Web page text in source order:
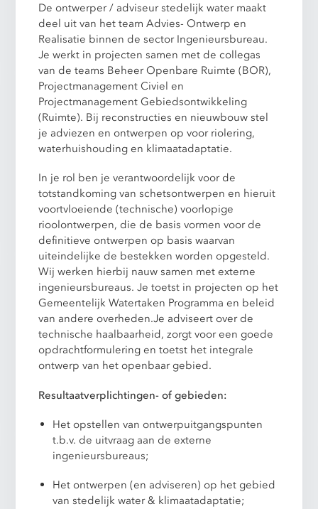
De ontwerper / adviseur stedelijk water maakt
deel uit van het team Advies- Ontwerp en
Realisatie binnen de sector Ingenieursbureau.
Je werkt in projecten samen met de collegas
van de teams Beheer Openbare Ruimte (BOR),
Projectmanagement Civiel en
Projectmanagement Gebiedsontwikkeling
(Ruimte). Bij reconstructies en nieuwbouw stel
je adviezen en ontwerpen op voor riolering,
waterhuishouding en klimaatadaptatie.
In je rol ben je verantwoordelijk voor de
totstandkoming van schetsontwerpen en hieruit
voortvloeiende (technische) voorlopige
rioolontwerpen, die de basis vormen voor de
definitieve ontwerpen op basis waarvan
uiteindelijke de bestekken worden opgesteld.
Wij werken hierbij nauw samen met externe
ingenieursbureaus. Je toetst in projecten op het
Gemeentelijk Watertaken Programma en beleid
van andere overheden.Je adviseert over de
technische haalbaarheid, zorgt voor een goede
opdrachtformulering en toetst het integrale
ontwerp van het openbaar gebied.
Resultaatverplichtingen- of gebieden:
Het opstellen van ontwerpuitgangspunten
t.b.v. de uitvraag aan de externe
ingenieursbureaus;
Het ontwerpen (en adviseren) op het gebied
van stedelijk water & klimaatadaptatie;